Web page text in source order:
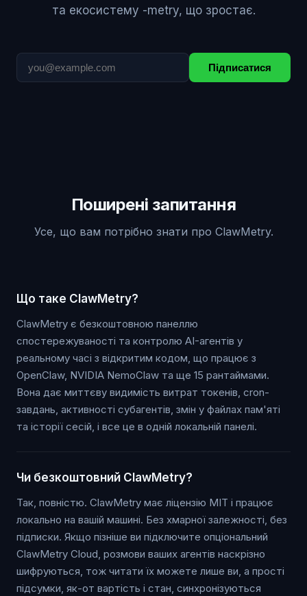
та екосистему -metry, що зростає.
Підписатися
Поширені запитання
Усе, що вам потрібно знати про ClawMetry.
Що таке ClawMetry?
ClawMetry є безкоштовною панеллю
спостережуваності та контролю AI-агентів у
реальному часі з відкритим кодом, що працює з
OpenClaw, NVIDIA NemoClaw та ще 15 рантаймами.
Вона дає миттєву видимість витрат токенів, cron-
завдань, активності субагентів, змін у файлах пам'яті
та історії сесій, і все це в одній локальній панелі.
Чи безкоштовний ClawMetry?
Так, повністю. ClawMetry має ліцензію MIT і працює
локально на вашій машині. Без хмарної залежності, без
підписки. Якщо пізніше ви підключите опціональний
ClawMetry Cloud, розмови ваших агентів наскрізно
шифруються, тож читати їх можете лише ви, а прості
підсумки, як-от вартість і стан, синхронізуються